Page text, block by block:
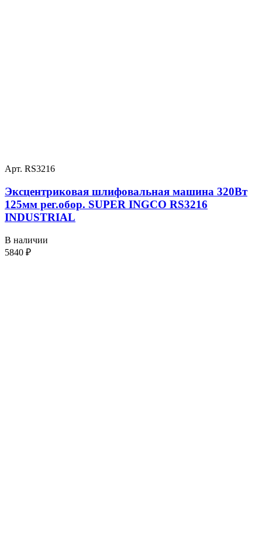
Арт. RS3216
Эксцентриковая шлифовальная машина 320Вт
125мм рег.обор. SUPER INGCO RS3216
INDUSTRIAL
В наличии
5840 ₽